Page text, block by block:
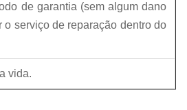
de garantia (sem algum dano
o serviço de reparação dentro do
vida.